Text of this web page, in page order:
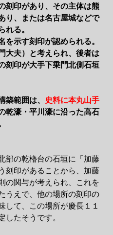
刻印があり、その主体は熊
り、または名古屋城などで
る。
示す刻印が認められる。
大夫）と考えられ、後者は
刻印が大手下乗門北側石垣
範囲は、 史料に本丸山手
乾濠・平川濠に沿った高石
部の乾櫓台の石垣に「加藤
刻印があることから、加藤
の関与が考えられ、これを
うえで、他の場所の刻印の
して、この場所が慶長１１
たそうです。